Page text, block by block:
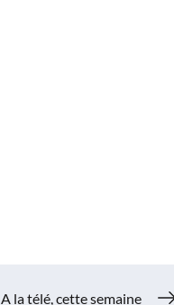
A la télé, cette semaine